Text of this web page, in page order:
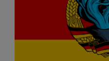
Superman – Ein